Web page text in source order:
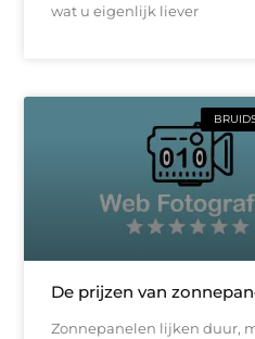
wat u eigenlijk liever
De prijzen van
Zonnepanelen lijken duur,